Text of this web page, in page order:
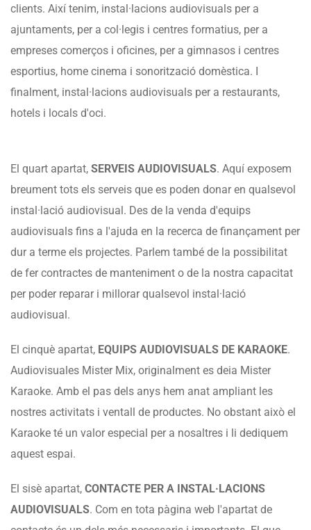
clients. Així tenim, instal·lacions audiovisuals per a
ajuntaments, per a col·legis i centres formatius, per a
empreses comerços i oficines, per a gimnasos i centres
esportius, home cinema i sonorització domèstica. I
finalment, instal·lacions audiovisuals per a restaurants,
hotels i locals d'oci.
El quart apartat, SERVEIS AUDIOVISUALS. Aquí exposem
breument tots els serveis que es poden donar en qualsevol
instal·lació audiovisual. Des de la venda d'equips
audiovisuals fins a l'ajuda en la recerca de finançament per
dur a terme els projectes. Parlem també de la possibilitat
de fer contractes de manteniment o de la nostra capacitat
per poder reparar i millorar qualsevol instal·lació
audiovisual.
El cinquè apartat, EQUIPS AUDIOVISUALS DE KARAOKE.
Audiovisuales Mister Mix, originalment es deia Mister
Karaoke. Amb el pas dels anys hem anat ampliant les
nostres activitats i ventall de productes. No obstant això el
Karaoke té un valor especial per a nosaltres i li dediquem
aquest espai.
El sisè apartat, CONTACTE PER A INSTAL·LACIONS
AUDIOVISUALS. Com en tota pàgina web l'apartat de